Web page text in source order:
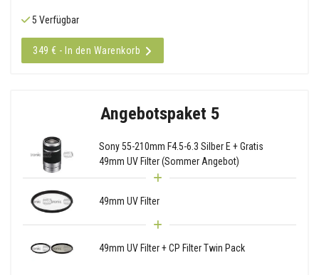
5 Verfügbar
349 € - In den Warenkorb
Angebotspaket 5
Sony 55-210mm F4.5-6.3 Silber E + Gratis
49mm UV Filter (Sommer Angebot)
49mm UV Filter
49mm UV Filter + CP Filter Twin Pack